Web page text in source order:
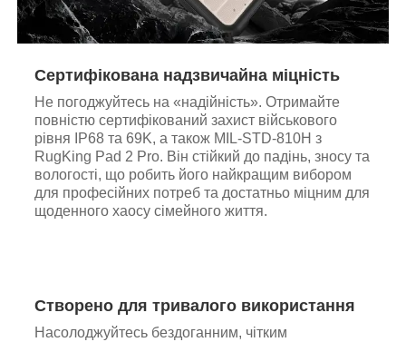
Сертифікована надзвичайна міцність
Не погоджуйтесь на «надійність». Отримайте
повністю сертифікований захист військового
рівня IP68 та 69K, а також MIL-STD-810H з
RugKing Pad 2 Pro. Він стійкий до падінь, зносу та
вологості, що робить його найкращим вибором
для професійних потреб та достатньо міцним для
щоденного хаосу сімейного життя.
Створено для тривалого використання
Насолоджуйтесь бездоганним, чітким